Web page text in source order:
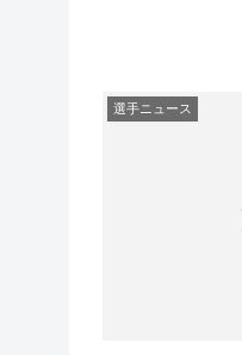
選手ニュース